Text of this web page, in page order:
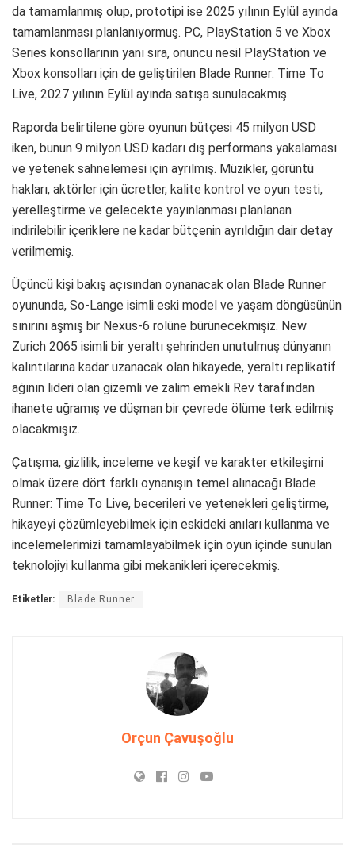
da tamamlanmış olup, prototipi ise 2025 yılının Eylül ayında
tamamlanması planlanıyormuş. PC, PlayStation 5 ve Xbox
Series konsollarının yanı sıra, onuncu nesil PlayStation ve
Xbox konsolları için de geliştirilen Blade Runner: Time To
Live, 2027 yılının Eylül ayında satışa sunulacakmış.
Raporda belirtilene göre oyunun bütçesi 45 milyon USD
iken, bunun 9 milyon USD kadarı dış performans yakalaması
ve yetenek sahnelemesi için ayrılmış. Müzikler, görüntü
hakları, aktörler için ücretler, kalite kontrol ve oyun testi,
yerelleştirme ve gelecekte yayınlanması planlanan
indirilebilir içeriklere ne kadar bütçenin ayrıldığın dair detay
verilmemiş.
Üçüncü kişi bakış açısından oynanacak olan Blade Runner
oyununda, So-Lange isimli eski model ve yaşam döngüsünün
sınırını aşmış bir Nexus-6 rolüne bürünecekmişiz. New
Zurich 2065 isimli bir yeraltı şehrinden unutulmuş dünyanın
kalıntılarına kadar uzanacak olan hikayede, yeraltı replikatif
ağının lideri olan gizemli ve zalim emekli Rev tarafından
ihanete uğramış ve düşman bir çevrede ölüme terk edilmiş
olacakmışız.
Çatışma, gizlilik, inceleme ve keşif ve karakter etkileşimi
olmak üzere dört farklı oynanışın temel alınacağı Blade
Runner: Time To Live, becerileri ve yetenekleri geliştirme,
hikayeyi çözümleyebilmek için eskideki anıları kullanma ve
incelemelerimizi tamamlayabilmek için oyun içinde sunulan
teknolojiyi kullanma gibi mekanikleri içerecekmiş.
Etiketler: Blade Runner
Orçun Çavuşoğlu